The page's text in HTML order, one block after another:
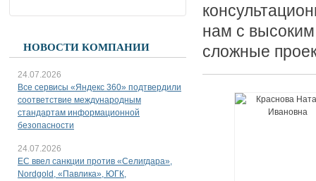
НОВОСТИ КОМПАНИИ
24.07.2026
Все сервисы «Яндекс 360» подтвердили
соответствие международным
стандартам информационной
безопасности
24.07.2026
ЕС ввел санкции против «Селигдара»,
Nordgold, «Павлика», ЮГК,
нам с
сложные